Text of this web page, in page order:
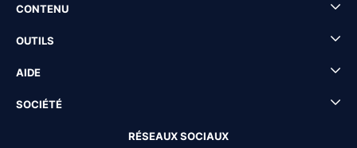
CONTENU
OUTILS
AIDE
SOCIÉTÉ
RÉSEAUX SOCIAUX